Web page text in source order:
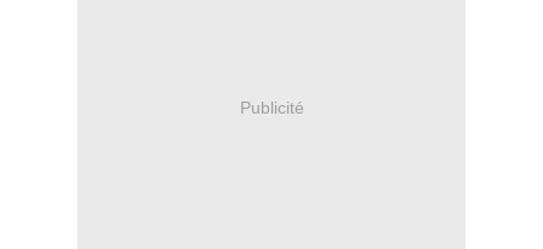
Publicité